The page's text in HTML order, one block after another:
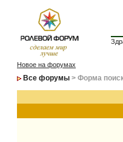
Новое на форумах
Все форумы > Форма